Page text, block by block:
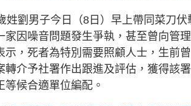
姓劉男子今日（8日）早上帶同菜刀
家因噪音問題發生爭執，甚至曾向管
示，死者為特別需要照顧人士，生前
轉介予社署作出跟進及評估，獲得該
候合適單位編配。